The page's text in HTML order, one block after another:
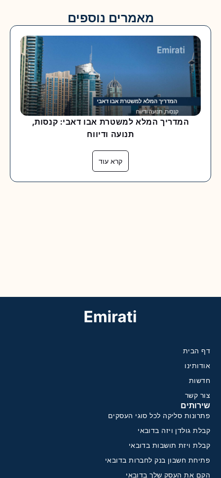
מאמרים נוספים
המדריך המלא למשטרת אבו דאבי: קנסות,
תנועה ודיווח
קרא עוד
שירותים
פתרונות סליקה לכל סוגי העסקים
קבלת גולדן ויזה בדובאי
קבלת ויזת תושבות בדובאי
פתיחת חשבון בנק לחברות בדובאי
הקם את העסק שלך בדובאי
דף הבית
אודותינו
חדשות
צור קשר